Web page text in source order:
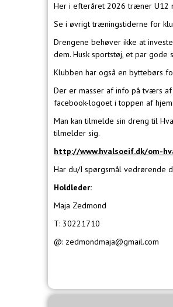
Her i efteråret 2026 træner U12
Se i øvrigt træningstiderne for
Drengene behøver ikke at
dem. Husk sportstøj, et par gode
Klubben har også en byttebørs
Der er masser af info på tværs
facebook-logoet i toppen af
Man kan tilmelde sin dreng til
tilmelder sig.
http://www.hvalsoeif.dk/om-
Har du/I spørgsmål vedrørende
Holdleder:
Maja Zedmond
T: 30221710
@: zedmondmaja@gmail.com